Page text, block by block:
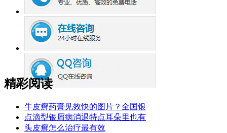
精彩阅读
牛皮癣药膏见效快的图片？全国银
点滴型银屑病消退特点耳朵里也有
头皮癣怎么治疗最有效